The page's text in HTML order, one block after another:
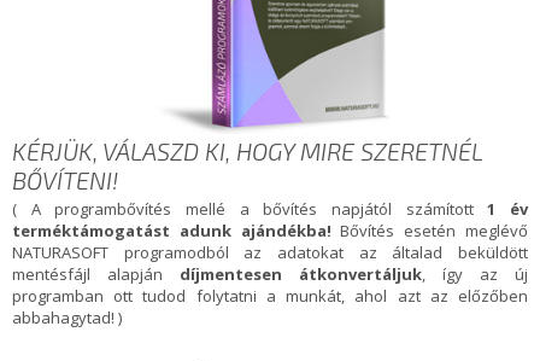
KÉRJÜK, VÁLASZD KI, HOGY MIRE SZERETNÉL
BŐVÍTENI!
( A programbővítés mellé a bővítés napjától számított1 év
terméktámogatást adunk ajándékba! Bővítés esetén meglévő
NATURASOFT programodból az adatokat az általad beküldött
mentésfájl alapján díjmentesen átkonvertáljuk, így az új
programban ott tudod folytatni a munkát, ahol azt az előzőben
abbahagytad! )